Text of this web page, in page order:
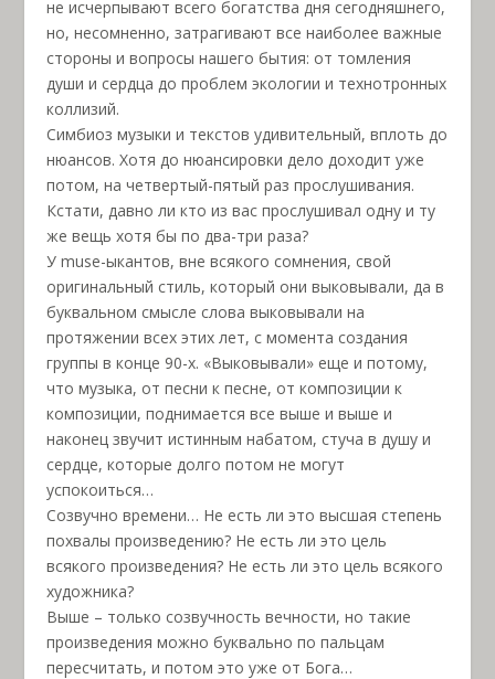
не исчерпывают всего богатства дня сегодняшнего,
но, несомненно, затрагивают все наиболее важные
стороны и вопросы нашего бытия: от томления
души и сердца до проблем экологии и технотронных
коллизий.
Симбиоз музыки и текстов удивительный, вплоть до
нюансов. Хотя до нюансировки дело доходит уже
потом, на четвертый-пятый раз прослушивания.
Кстати, давно ли кто из вас прослушивал одну и ту
же вещь хотя бы по два-три раза?
У muse-ыкантов, вне всякого сомнения, свой
оригинальный стиль, который они выковывали, да в
буквальном смысле слова выковывали на
протяжении всех этих лет, с момента создания
группы в конце 90-х. «Выковывали» еще и потому,
что музыка, от песни к песне, от композиции к
композиции, поднимается все выше и выше и
наконец звучит истинным набатом, стуча в душу и
сердце, которые долго потом не могут
успокоиться…
Созвучно времени… Не есть ли это высшая степень
похвалы произведению? Не есть ли это цель
всякого произведения? Не есть ли это цель всякого
художника?
Выше – только созвучность вечности, но такие
произведения можно буквально по пальцам
пересчитать, и потом это уже от Бога…